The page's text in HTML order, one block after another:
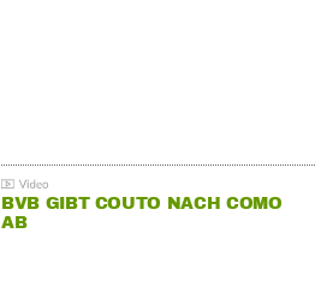
BVB GIBT COUTO NACH COMO
AB